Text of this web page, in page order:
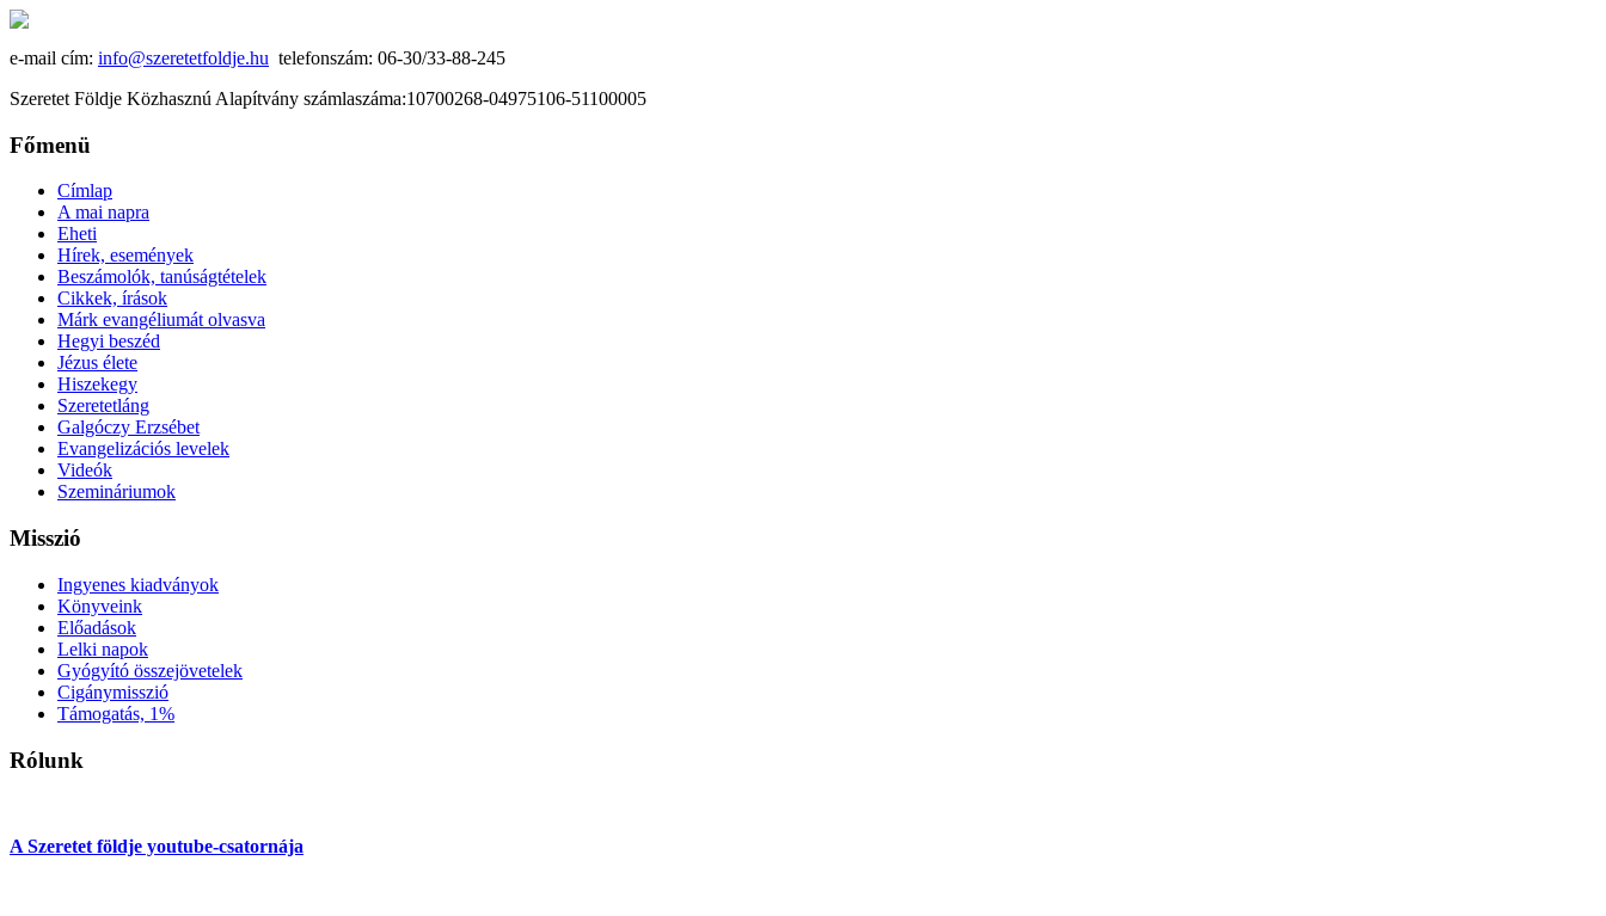
e-mail cím: info@szeretetfoldje.hu telefonszám: 06-30/33-88-245
Szeretet Földje Közhasznú Alapítvány számlaszáma:10700268-04975106-51100005
Főmenü
Címlap
A mai napra
Eheti
Hírek, események
Beszámolók, tanúságtételek
Cikkek, írások
Márk evangéliumát olvasva
Hegyi beszéd
Jézus élete
Hiszekegy
Szeretetláng
Galgóczy Erzsébet
Evangelizációs levelek
Videók
Szemináriumok
Misszió
Ingyenes kiadványok
Könyveink
Előadások
Lelki napok
Gyógyító összejövetelek
Cigánymisszió
Támogatás, 1%
Rólunk
A Szeretet földje youtube-csatornája